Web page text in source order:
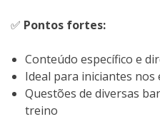
✅ Pontos fortes:
Conteúdo específico e
Ideal para iniciantes nos
Questões de diversas
treino